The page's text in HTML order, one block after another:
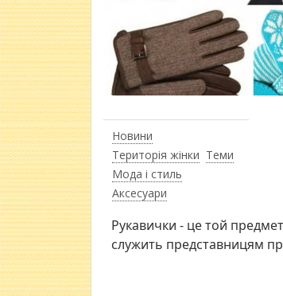
Новини
Територія жінки Теми
Мода і стиль
Аксесуари
Рукавички - це той
служить представницям